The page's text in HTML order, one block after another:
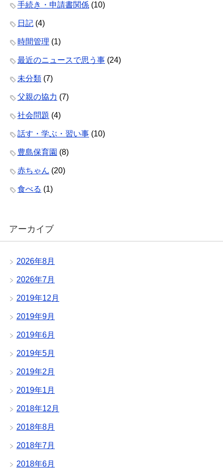
手続き・申請書関係 (10)
日記 (4)
時間管理 (1)
最近のニュースで思う事 (24)
未分類 (7)
父親の協力 (7)
社会問題 (4)
話す・学ぶ・習い事 (10)
豊島保育園 (8)
赤ちゃん (20)
食べる (1)
アーカイブ
2026年8月
2026年7月
2019年12月
2019年9月
2019年6月
2019年5月
2019年2月
2019年1月
2018年12月
2018年8月
2018年7月
2018年6月